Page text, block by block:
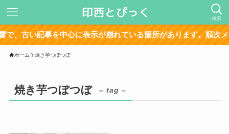
検索
古い記事を中心に表示が崩れている箇所があります。順次メン
ホーム 焼き芋つぼつぼ
焼き芋つぼつぼ – tag –